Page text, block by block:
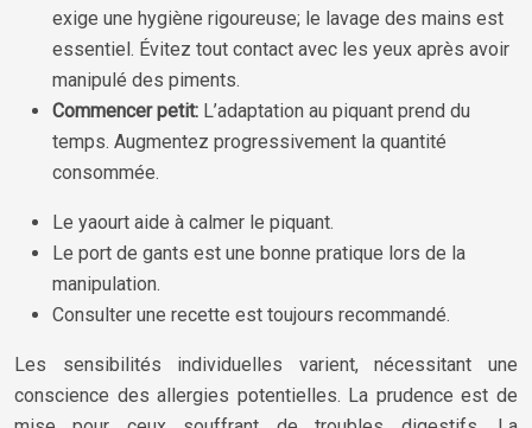
exige une hygiène rigoureuse; le lavage des mains est
essentiel. Évitez tout contact avec les yeux après avoir
manipulé des piments.
Commencer petit: L’adaptation au piquant prend du
temps. Augmentez progressivement la quantité
consommée.
Le yaourt aide à calmer le piquant.
Le port de gants est une bonne pratique lors de la
manipulation.
Consulter une recette est toujours recommandé.
Les sensibilités individuelles varient, nécessitant une
conscience des allergies potentielles. La prudence est de